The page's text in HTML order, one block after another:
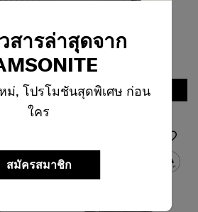
สารล่าสุดจาก
ม่, โปรโมชันสุดพิเศษ ก่อน
ใคร
สมัครสมาชิก
40,000 บาท
เพิ่มในรถเข็น
20 นิ้ว